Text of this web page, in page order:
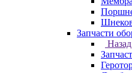
Запчасти
Назад